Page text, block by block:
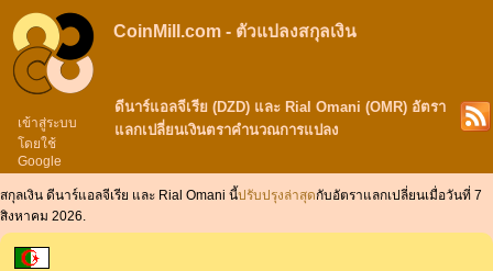
เข้าสู่ระบบ
โดยใช้
Google
CoinMill.com - ตัวแปลงสกุลเงิน
ดีนาร์แอลจีเรีย (DZD) และ Rial Omani (OMR) อัตรา
แลกเปลี่ยนเงินตราคำนวณการแปลง
สกุลเงิน ดีนาร์แอลจีเรีย และ Rial Omani นี้ปรับปรุงล่าสุดกับอัตราแลกเปลี่ยนเมื่อวันที่ 7
สิงหาคม 2026.